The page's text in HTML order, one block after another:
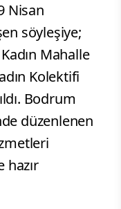
Nisan
söyleşiye;
Mahalle
Kolektifi
Bodrum
düzenlenen